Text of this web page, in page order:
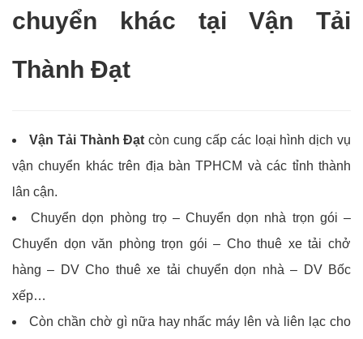
chuyển khác tạiVận Tải
Thành Đạt
Vận Tải Thành Đạt còn cung cấp các loại hình dịch vụ
vận chuyển khác trên địa bàn TPHCM và các tỉnh thành
lân cận.
Chuyển dọn phòng trọ – Chuyển dọn nhà trọn gói –
Chuyển dọn văn phòng trọn gói – Cho thuê xe tải chở
hàng – DV Cho thuê xe tải chuyển dọn nhà – DV Bốc
xếp…
Còn chần chờ gì nữa hay nhấc máy lên và liên lạc cho